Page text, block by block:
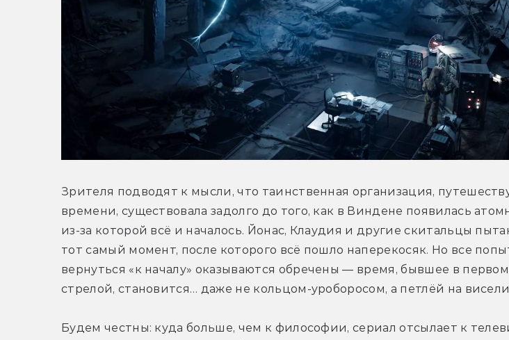
Зрителя подводят к мысли, что таинственная организация,
времени, существовала задолго до того, как в Виндене появилась
из-за которой всё и началось. Йонас, Клаудия и другие скитальцы
тот самый момент, после которого всё пошло наперекосяк. Но все
вернуться «к началу» оказываются обречены — время, бывшее в первом
стрелой, становится… даже не кольцом-уроборосом, а петлёй на
Будем честны: куда больше, чем к философии, сериал отсылает к